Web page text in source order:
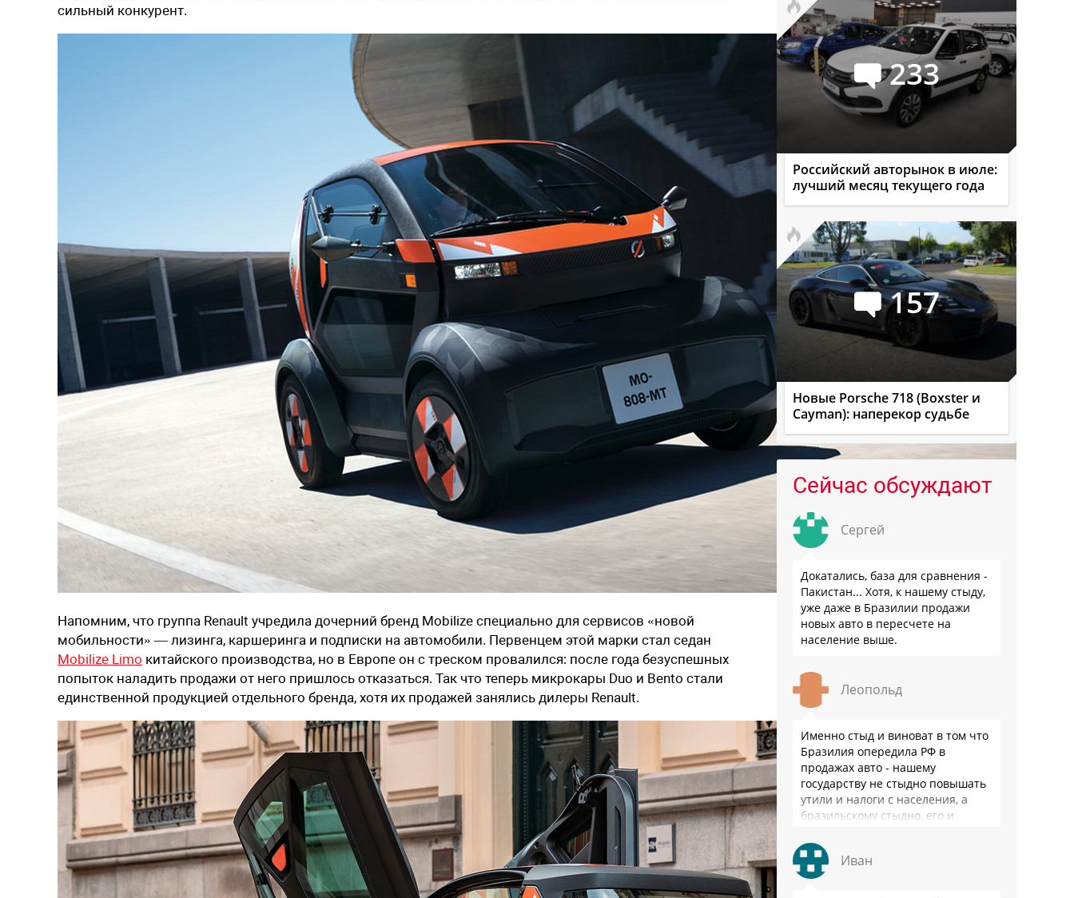
сильный конкурент.
Напомним, что группа Renault учредила дочерний бренд Mobilize специально для сервисов «новой
мобильности» — лизинга, каршеринга и подписки на автомобили. Первенцем этой марки стал седан
Mobilize Limo китайского производства, но в Европе он с треском провалился: после года безуспешных
попыток наладить продажи от него пришлось отказаться. Так что теперь микрокары Duo и Bento стали
единственной продукцией отдельного бренда, хотя их продажей занялись дилеры Renault.
233
Российский авторынок в июле:
лучший месяц текущего года
157
Новые Porsche 718 (Boxster и
Cayman): наперекор судьбе
Сейчас обсуждают
Сергей
Докатались, база для сравнения -
Пакистан... Хотя, к нашему стыду,
уже даже в Бразилии продажи
новых авто в пересчете на
население выше.
Леопольд
Именно стыд и виноват в том что
Бразилия опередила РФ в
продажах авто - нашему
государству не стыдно повышать
утили и налоги с населения, а
бразильскому стыдно, его и
Иван